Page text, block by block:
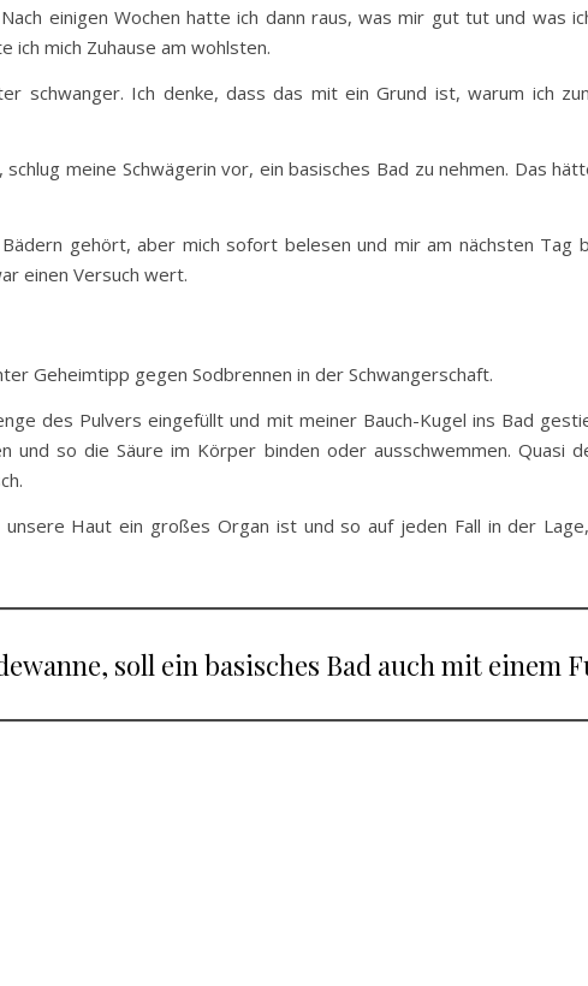
einigen Wochen hatte ich dann raus, was mir gut tut und was
ich mich Zuhause am wohlsten.
schwanger. Ich denke, dass das mit ein Grund ist, warum ich
meine Schwägerin vor, ein basisches Bad zu nehmen. Das
gehört, aber mich sofort belesen und mir am nächsten Tag
einen Versuch wert.
Geheimtipp gegen Sodbrennen in der Schwangerschaft.
des Pulvers eingefüllt und mit meiner Bauch-Kugel ins Bad
und so die Säure im Körper binden oder ausschwemmen. Quasi
Haut ein großes Organ ist und so auf jeden Fall in der
soll ein basisches Bad auch mit einem